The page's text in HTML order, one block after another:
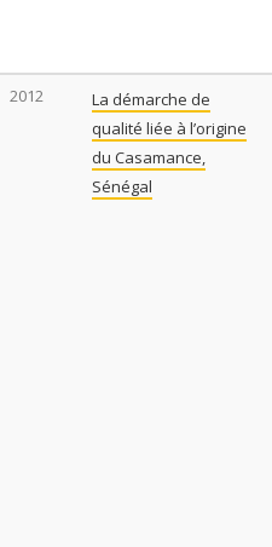
2012
La démarche de
qualité liée à l’origine
du Casamance,
Sénégal